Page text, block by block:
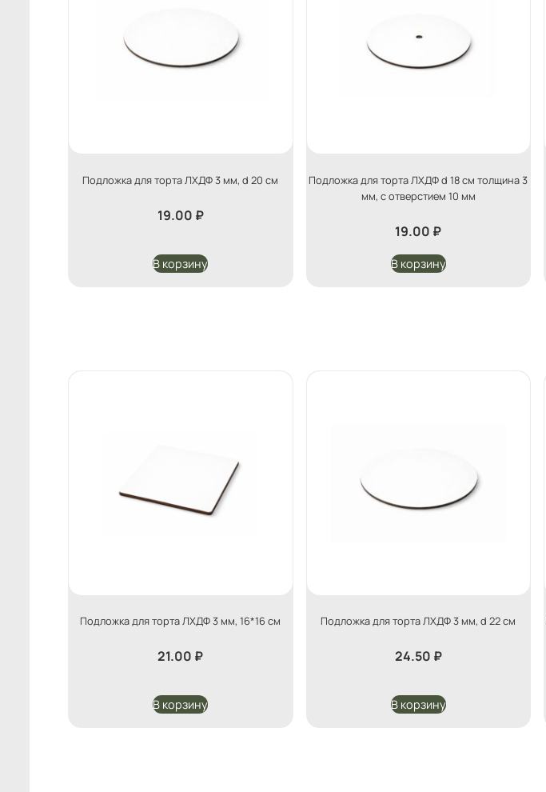
Подложка для торта ЛХДФ 3 мм, d 20 см
19.00 ₽
В корзину
Подложка для торта ЛХДФ d 18 см толщина 3
мм, с отверстием 10 мм
19.00 ₽
В корзину
Подложка для торта ЛХДФ 3 мм, 16*16 см
21.00 ₽
В корзину
Подложка для торта ЛХДФ 3 мм, d 22 см
24.50 ₽
В корзину